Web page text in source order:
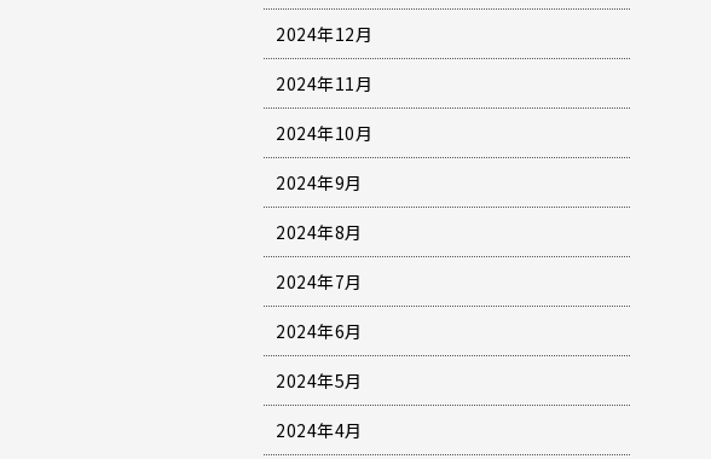
2024年12月
2024年11月
2024年10月
2024年9月
2024年8月
2024年7月
2024年6月
2024年5月
2024年4月